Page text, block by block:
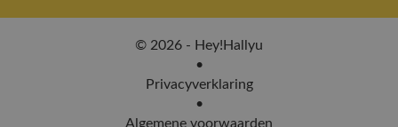
© 2026 - Hey!Hallyu
•
Privacyverklaring
•
Algemene voorwaarden